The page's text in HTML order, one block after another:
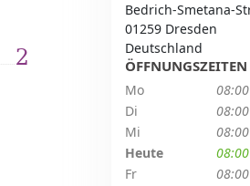
2
Bedrich-Smetana-
01259 Dresden
Deutschland
ÖFFNUNGSZEITEN
Mo
Di
Mi
Heute
Fr